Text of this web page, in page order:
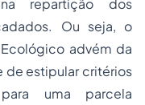
repartição dos
Ou seja, o
Ecológico advém da
de estipular critérios
uma parcela